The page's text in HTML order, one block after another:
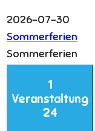
2026-07-30
Sommerferien
Sommerferien
1
Veranstaltung
24